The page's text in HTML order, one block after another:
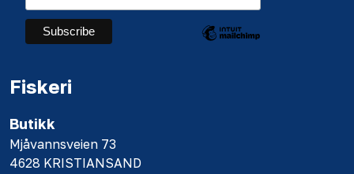
Fiskeri
Butikk
Mjåvannsveien 73
4628 KRISTIANSAND